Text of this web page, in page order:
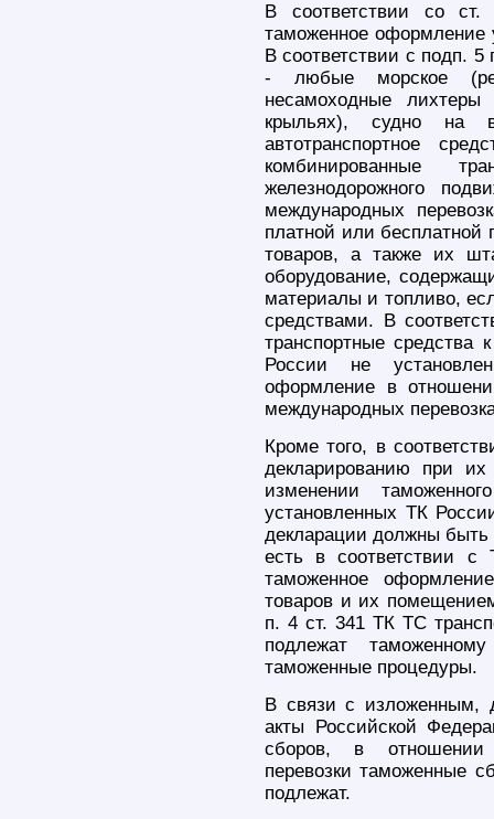
В соответствии со
таможенное оформление
В соответствии с подп. 5
- любые морское
несамоходные
крыльях), судно на
автотранспортное
комбинированные
железнодорожного
международных
платной или бесплатной
товаров, а также их
оборудование,
материалы и топливо,
средствами. В
транспортные средства
России не
оформление в
международных
Кроме того, в
декларированию при
изменении
установленных ТК
декларации должны
есть в соответствии
таможенное
товаров и их
п. 4 ст. 341 ТК ТС
подлежат
таможенные процедуры.
В связи с изложенным,
акты Российской
сборов, в отношении
перевозки таможенные
подлежат.